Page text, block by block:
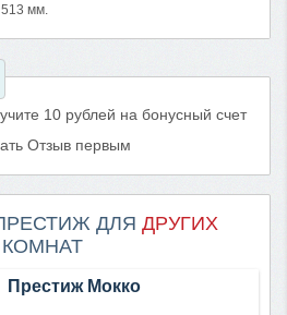
513 мм.
10 рублей на бонусный счет
Отзыв первым
ДЛЯ ДРУГИХ
КОМНАТ
Престиж Мокко